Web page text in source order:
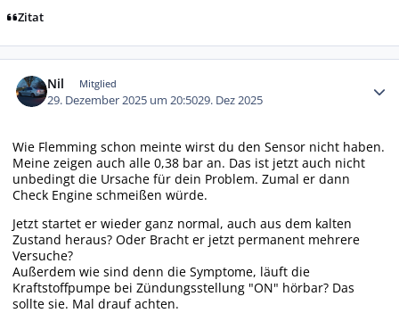
Zitat
Nil Mitglied
29. Dezember 2025 um 20:5029. Dez 2025
Wie Flemming schon meinte wirst du den Sensor nicht haben.
Meine zeigen auch alle 0,38 bar an. Das ist jetzt auch nicht
unbedingt die Ursache für dein Problem. Zumal er dann
Check Engine schmeißen würde.
Jetzt startet er wieder ganz normal, auch aus dem kalten
Zustand heraus? Oder Bracht er jetzt permanent mehrere
Versuche?
Außerdem wie sind denn die Symptome, läuft die
Kraftstoffpumpe bei Zündungsstellung "ON" hörbar? Das
sollte sie. Mal drauf achten.